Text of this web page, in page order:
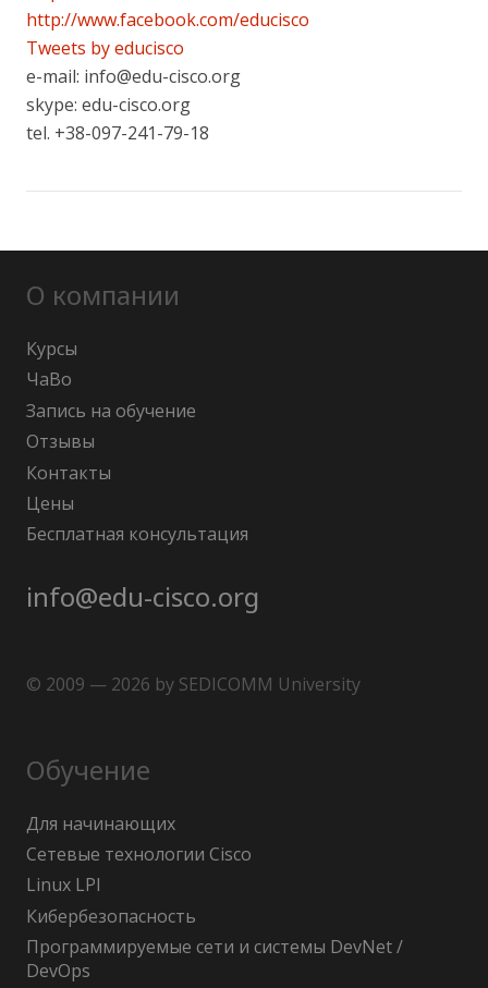
http://www.facebook.com/educisco
Tweets by educisco
e-mail: info@edu-cisco.org
skype: edu-cisco.org
tel. +38-097-241-79-18
О компании
Курсы
ЧаВо
Запись на обучение
Отзывы
Контакты
Цены
Бесплатная консультация
info@edu-cisco.org
© 2009 — 2026 by SEDICOMM University
Обучение
Для начинающих
Сетевые технологии Cisco
Linux LPI
Кибербезопасность
Программируемые сети и системы DevNet /
DevOps